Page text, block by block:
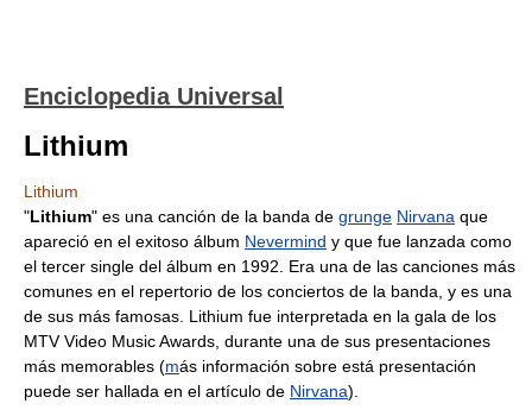
Enciclopedia Universal
Lithium
Lithium
"Lithium" es una canción de la banda de grunge Nirvana que
apareció en el exitoso álbum Nevermind y que fue lanzada como
el tercer single del álbum en 1992. Era una de las canciones más
comunes en el repertorio de los conciertos de la banda, y es una
de sus más famosas. Lithium fue interpretada en la gala de los
MTV Video Music Awards, durante una de sus presentaciones
más memorables (más información sobre está presentación
puede ser hallada en el artículo de Nirvana).